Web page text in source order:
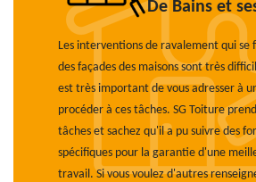
De Bains et
Les interventions de ravalement qui se
des façades des maisons sont très
est très important de vous adresser à
procéder à ces tâches. SG Toiture
tâches et sachez qu'il a pu suivre des
spécifiques pour la garantie d'une
travail. Si vous voulez d'autres